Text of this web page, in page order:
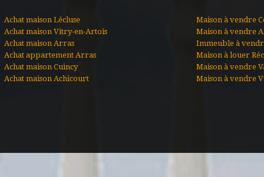
Achat maison Lécluse
Achat maison Vitry-en-Artois
Achat maison Arras
Achat appartement Arras
Achat maison Cuincy
Achat maison Achicourt
Maison à vendre
Maison à vendre
Immeuble à
Maison à louer
Maison à vendre
Maison à vendre